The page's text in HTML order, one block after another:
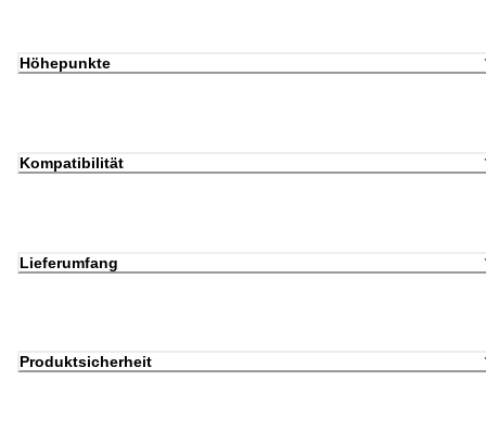
Höhepunkte
Kompatibilität
Lieferumfang
Produktsicherheit